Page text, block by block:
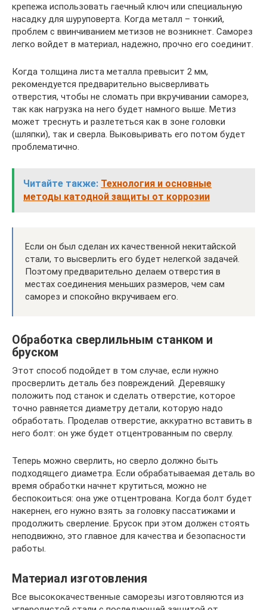
крепежа использовать гаечный ключ или специальную
насадку для шуруповерта. Когда металл – тонкий,
проблем с ввинчиванием метизов не возникнет. Саморез
легко войдет в материал, надежно, прочно его соединит.
Когда толщина листа металла превысит 2 мм,
рекомендуется предварительно высверливать
отверстия, чтобы не сломать при вкручивании саморез,
так как нагрузка на него будет намного выше. Метиз
может треснуть и разлететься как в зоне головки
(шляпки), так и сверла. Выковыривать его потом будет
проблематично.
Читайте также: Технология и основные
методы катодной защиты от коррозии
Если он был сделан их качественной некитайской
стали, то высверлить его будет нелегкой задачей.
Поэтому предварительно делаем отверстия в
местах соединения меньших размеров, чем сам
саморез и спокойно вкручиваем его.
Обработка сверлильным станком и
бруском
Этот способ подойдет в том случае, если нужно
просверлить деталь без повреждений. Деревяшку
положить под станок и сделать отверстие, которое
точно равняется диаметру детали, которую надо
обработать. Проделав отверстие, аккуратно вставить в
него болт: он уже будет отцентрованным по сверлу.
Теперь можно сверлить, но сверло должно быть
подходящего диаметра. Если обрабатываемая деталь во
время обработки начнет крутиться, можно не
беспокоиться: она уже отцентрована. Когда болт будет
накернен, его нужно взять за головку пассатижами и
продолжить сверление. Брусок при этом должен стоять
неподвижно, это главное для качества и безопасности
работы.
Материал изготовления
Все высококачественные саморезы изготовляются из